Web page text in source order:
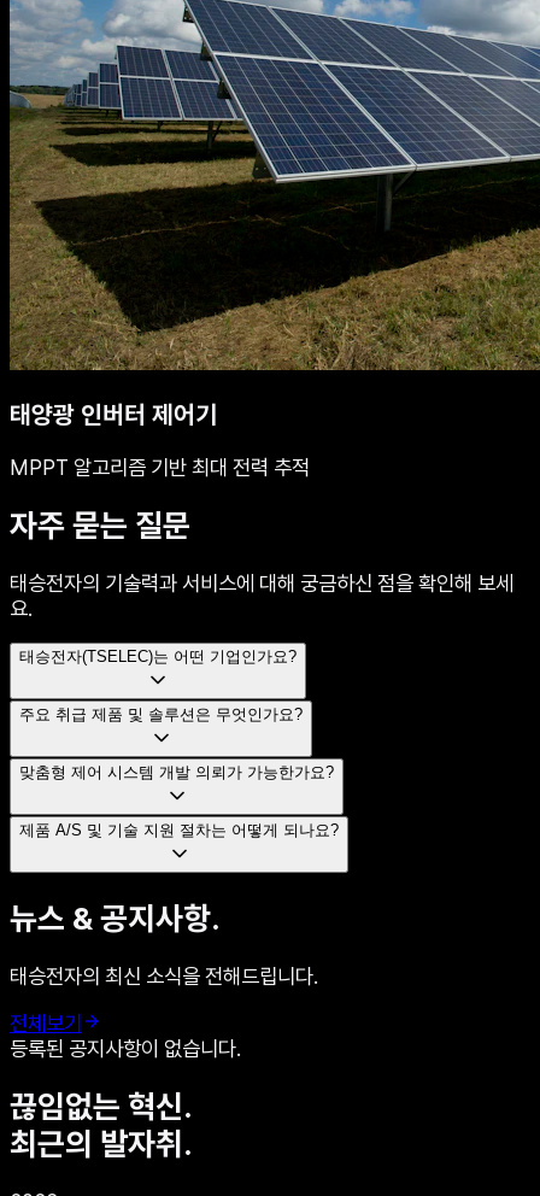
태양광 인버터 제어기
MPPT 알고리즘 기반 최대 전력 추적
자주 묻는 질문
태승전자의 기술력과 서비스에 대해 궁금하신 점을 확인해 보세
요.
태승전자(TSELEC)는 어떤 기업인가요?
주요 취급 제품 및 솔루션은 무엇인가요?
맞춤형 제어 시스템 개발 의뢰가 가능한가요?
제품 A/S 및 기술 지원 절차는 어떻게 되나요?
뉴스 & 공지사항.
태승전자의 최신 소식을 전해드립니다.
전체보기
등록된 공지사항이 없습니다.
끊임없는 혁신.
최근의 발자취.